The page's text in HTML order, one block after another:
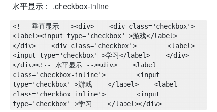
​ 水平显示： .checkbox-inline
<!-- 垂直显示 --><div>    <div class='checkbox'>
<label><input type='checkbox' >游戏</label>
</div>    <div class='checkbox'>        <label>
<input type='checkbox' >学习</label>    </div>
</div><!-- 水平显示 --><div>    <label
class='checkbox-inline'>        <input
type='checkbox' >游戏    </label>    <label
class='checkbox-inline'>        <input
type='checkbox' >学习    </label></div>